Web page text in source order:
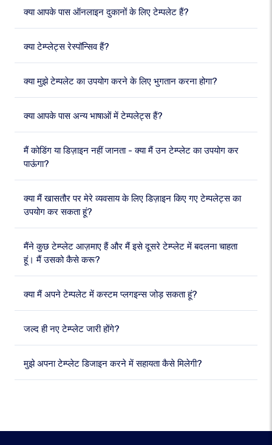
क्या आपके पास ऑनलाइन दुकानों के लिए टेम्पलेट हैं?
क्या टेम्प्लेट्स रेस्पॉन्सिव हैं?
क्या मुझे टेम्पलेट का उपयोग करने के लिए भुगतान करना होगा?
क्या आपके पास अन्य भाषाओं में टेम्पलेट्स हैं?
मैं कोडिंग या डिज़ाइन नहीं जानता - क्या मैं उन टेम्प्लेट का उपयोग कर
पाऊंगा?
क्या मैं खासतौर पर मेरे व्यवसाय के लिए डिज़ाइन किए गए टेम्पलेट्स का
उपयोग कर सकता हूं?
मैंने कुछ टेम्प्लेट आज़माए हैं और मैं इसे दूसरे टेम्प्लेट में बदलना चाहता
हूं। मैं उसको कैसे करू?
क्या मैं अपने टेम्पलेट में कस्टम प्लगइन्स जोड़ सकता हूं?
जल्द ही नए टेम्प्लेट जारी होंगे?
मुझे अपना टेम्प्लेट डिजाइन करने में सहायता कैसे मिलेगी?